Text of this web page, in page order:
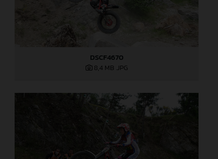
DSCF4670
8,4 MB .JPG